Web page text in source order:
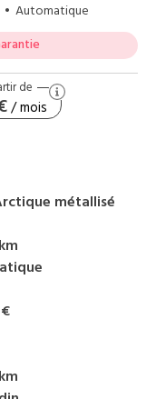
• Automatique
/ mois
métallisé